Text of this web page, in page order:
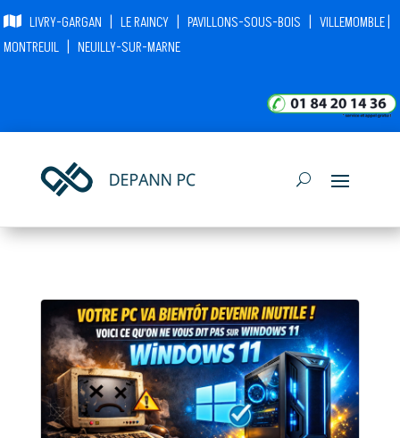
LIVRY-GARGAN | LE RAINCY| PAVILLONS-SOUS-BOIS | VILLEMOMBLE|
MONTREUIL |NEUILLY-SUR-MARNE